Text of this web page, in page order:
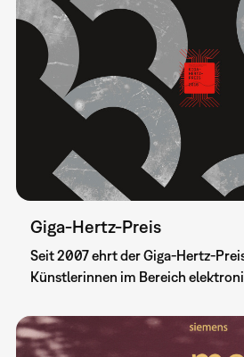
Giga-Hertz-Preis
Seit 2007 ehrt der Giga-Hertz-
Künstlerinnen im Bereich